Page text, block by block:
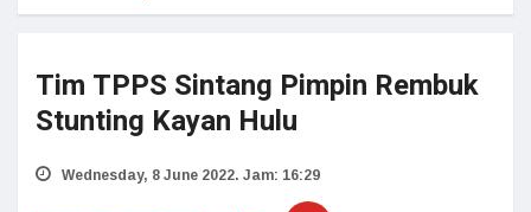
Tim TPPS Sintang Pimpin Rembuk
Stunting Kayan Hulu
Wednesday, 8 June 2022. Jam: 16:29